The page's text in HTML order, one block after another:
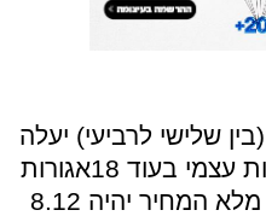
שלישי לרביעי) יעלה
ליטר דלק אוקטן 95 בשירות עצמי בעוד 18אגורות
למחיר של 7.90, ובשירות מלא המחיר יהיה 8.12